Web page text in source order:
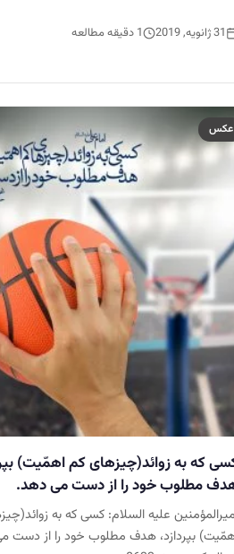
31 ژانویه, 2019 1 دقیقه مطالعه
عکس
كه به زوائد(چيزهاى كم اهمّيت)
مطلوب خود را از دست می دهد.
عليه السلام: كسى كه به
بپردازد، هدف مطلوب خود را از دست